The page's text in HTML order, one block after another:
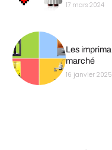
17 mars 2024
Les
marché
16 janvier 2025